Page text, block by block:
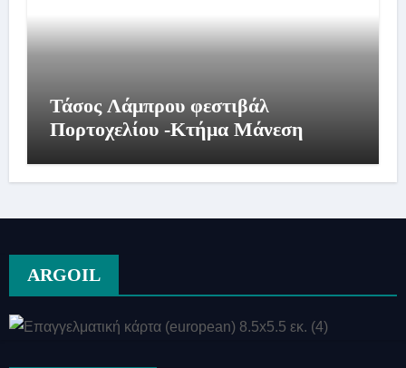
Τάσος Λάμπρου φεστιβάλ
Πορτοχελίου -Κτήμα Μάνεση
ARGOIL